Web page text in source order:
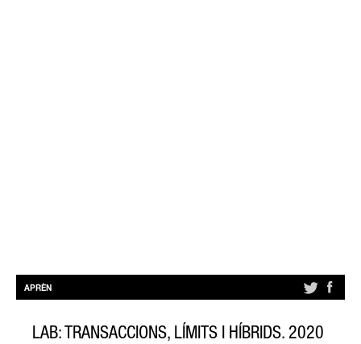
APRÈN
LAB: TRANSACCIONS, LÍMITS I HÍBRIDS. 2020